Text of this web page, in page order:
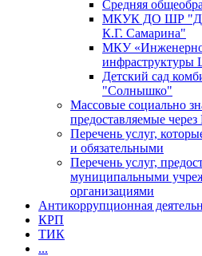
Средняя
МКУК ДО ШР
К.Г. Самарина"
МКУ «Инженерно-
инфраструктуры
Детский сад
"Солнышко"
Массовые социально
предоставляемые через
Перечень услуг,
и обязательными
Перечень услуг,
муниципальными
организациями
Антикоррупционная
КРП
ТИК
...